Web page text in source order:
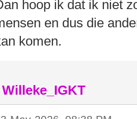
hoop ik dat ik niet
en dus die
komen.
Willeke_IGKT